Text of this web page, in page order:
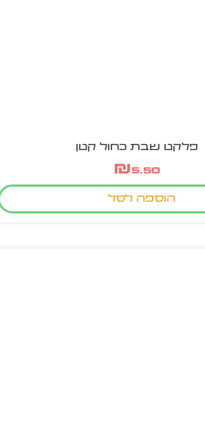
פלקט שבת כחול קטן
₪5.50
הוספה לסל